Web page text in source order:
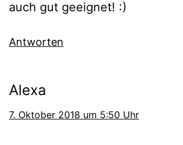
auch gut geeignet! :)
Antworten
Alexa
7. Oktober 2018 um 5:50 Uhr